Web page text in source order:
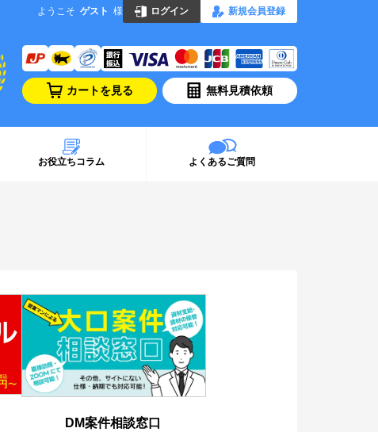
ようこそ ゲスト 様 ログイン 新規会員登録
カートを見る 無料見積依頼
お役立ちコラム よくあるご質問
DM案件相談窓口